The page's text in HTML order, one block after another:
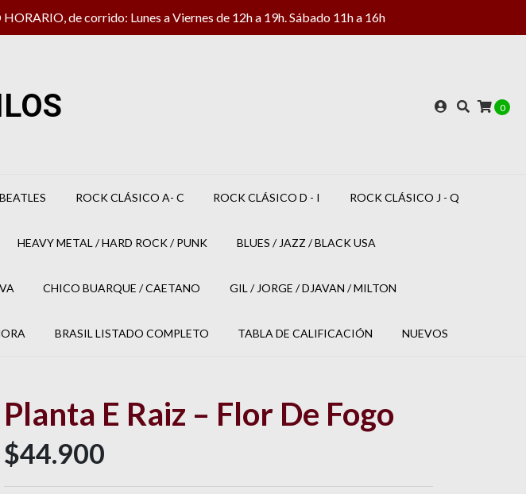
de corrido: Lunes a Viernes de 12h a 19h. Sábado 11h a 16h
0
BEATLES ROCK CLÁSICO A- C ROCK CLÁSICO D - I ROCK CLÁSICO J - Q
HEAVY METAL / HARD ROCK / PUNK BLUES / JAZZ / BLACK USA
CHICO BUARQUE / CAETANO GIL / JORGE / DJAVAN / MILTON
BRASIL LISTADO COMPLETO TABLA DE CALIFICACIÓN NUEVOS
Planta E Raiz – Flor De Fogo
$44.900